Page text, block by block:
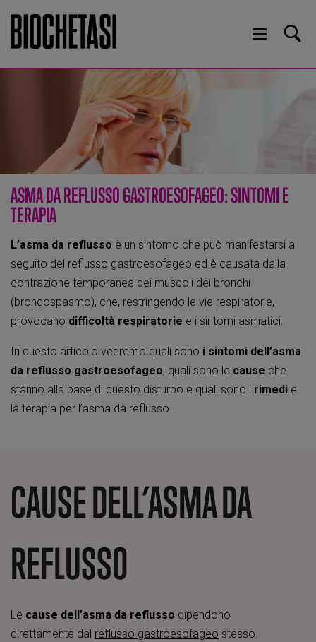
ASMA DA REFLUSSO GASTROESOFAGEO: SINTOMI E
TERAPIA
L’asma da reflusso è un sintomo che può manifestarsi a
seguito del reflusso gastroesofageo ed è causata dalla
contrazione temporanea dei muscoli dei bronchi
(broncospasmo), che, restringendo le vie respiratorie,
provocano difficoltà respiratorie e i sintomi asmatici.
In questo articolo vedremo quali sono i sintomi dell’asma
da reflusso gastroesofageo, quali sono le cause che
stanno alla base di questo disturbo e quali sono i rimedi e
la terapia per l’asma da reflusso.
CAUSE DELL’ASMA DA
REFLUSSO
Le cause dell’asma da reflusso dipendono
direttamente dal reflusso gastroesofageo stesso.